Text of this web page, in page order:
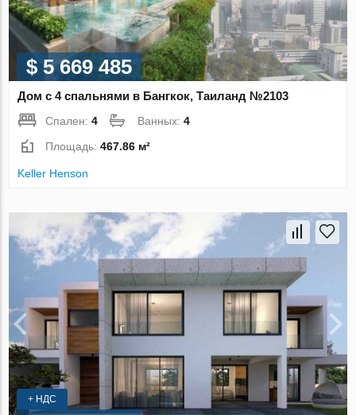
$ 5 669 485
Дом с 4 спальнями в Бангкок, Таиланд №2103
Спален:4 Ванных:4
Площадь:467.86 м²
Keller Henson
+ НДС